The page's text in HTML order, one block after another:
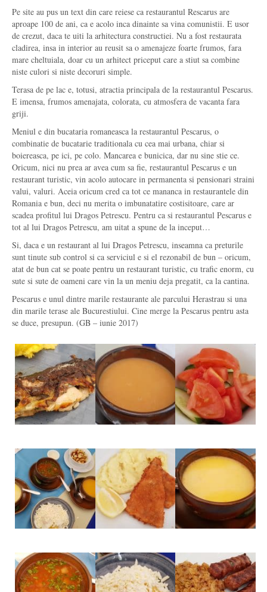
Pe site au pus un text din care reiese ca restaurantul Rescarus are
aproape 100 de ani, ca e acolo inca dinainte sa vina comunistii. E usor
de crezut, daca te uiti la arhitectura constructiei. Nu a fost restaurata
cladirea, insa in interior au reusit sa o amenajeze foarte frumos, fara
mare cheltuiala, doar cu un arhitect priceput care a stiut sa combine
niste culori si niste decoruri simple.
Terasa de pe lac e, totusi, atractia principala de la restaurantul Pescarus.
E imensa, frumos amenajata, colorata, cu atmosfera de vacanta fara
griji.
Meniul e din bucataria romaneasca la restaurantul Pescarus, o
combinatie de bucatarie traditionala cu cea mai urbana, chiar si
boiereasca, pe ici, pe colo. Mancarea e bunicica, dar nu sine stie ce.
Oricum, nici nu prea ar avea cum sa fie, restaurantul Pescarus e un
restaurant turistic, vin acolo autocare in permanenta si pensionari straini
valui, valuri. Aceia oricum cred ca tot ce mananca in restaurantele din
Romania e bun, deci nu merita o imbunatatire costisitoare, care ar
scadea profitul lui Dragos Petrescu. Pentru ca si restaurantul Pescarus e
tot al lui Dragos Petrescu, am uitat a spune de la inceput…
Si, daca e un restaurant al lui Dragos Petrescu, inseamna ca preturile
sunt tinute sub control si ca serviciul e si el rezonabil de bun – oricum,
atat de bun cat se poate pentru un restaurant turistic, cu trafic enorm, cu
sute si sute de oameni care vin la un meniu deja pregatit, ca la cantina.
Pescarus e unul dintre marile restaurante ale parcului Herastrau si una
din marile terase ale Bucurestiului. Cine merge la Pescarus pentru asta
se duce, presupun. (GB – iunie 2017)